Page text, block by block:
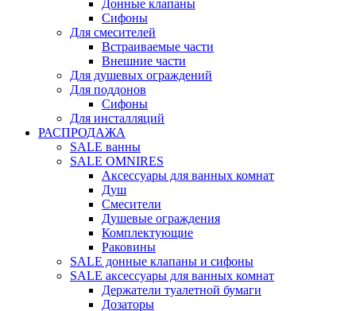
Донные клапаны
Сифоны
Для смесителей
Встраиваемые части
Внешние части
Для душевых ограждений
Для поддонов
Сифоны
Для инсталляций
РАСПРОДАЖА
SALE ванны
SALE OMNIRES
Аксессуары для ванных комнат
Душ
Смесители
Душевые ограждения
Комплектующие
Раковины
SALE донные клапаны и сифоны
SALE аксессуары для ванных комнат
Держатели туалетной бумаги
Дозаторы